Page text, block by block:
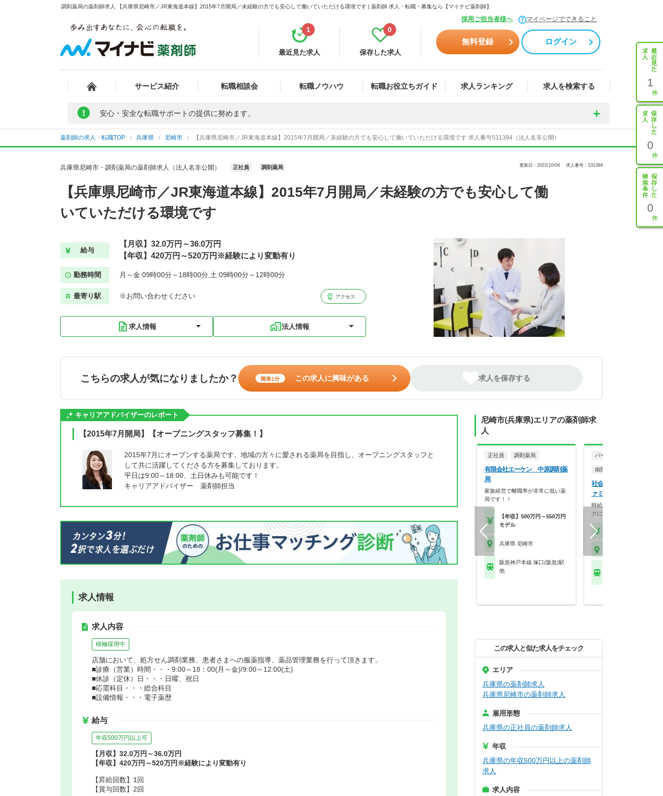
調剤薬局の薬剤師求人 【兵庫県尼崎市／JR東海道本線】2015年7月開局／未経験の方でも安心して働いていただける環境です | 薬剤師 求人・転職・募集なら【マイナビ薬剤師】
採用ご担当者様へ マイページでできること
最近見た求人
1
保存した求人
0
無料登録 ログイン
サービス紹介 転職相談会 転職ノウハウ 転職お役立ちガイド 求人ランキング 求人を検索する 1
0
0
! 安心・安全な転職サポートの提供に努めます。
薬剤師の求人・転職TOP 兵庫県 尼崎市 【兵庫県尼崎市／JR東海道本線】2015年7月開局／未経験の方でも安心して働いていただける環境です 求人番号531394（法人名非公開）
兵庫県尼崎市・調剤薬局の薬剤師求人（法人名非公開） 正社員 調剤薬局 更新日：2022/10/04 求人番号：531394
【兵庫県尼崎市／JR東海道本線】2015年7月開局／未経験の方でも安心して働
いていただける環境です
給与
【月収】32.0万円～36.0万円
【年収】420万円～520万円※経験により変動有り
勤務時間 月～金:09時00分～18時00分,土:09時00分～12時00分
最寄り駅 ※お問い合わせください アクセス
求人情報 法人情報
こちらの求人が気になりましたか？ 簡単1分 この求人に興味がある 求人を保存する
キャリアアドバイザーのレポート
【2015年7月開局】【オープニングスタッフ募集！】
2015年7月にオープンする薬局です。地域の方々に愛される薬局を目指し、オープニングスタッフと
して共に活躍してくださる方を募集しております。
平日は9:00～18:00、土日休みも可能です！
キャリアアドバイザー 薬剤師担当
求人情報
求人内容
積極採用中
店舗において、処方せん調剤業務、患者さまへの服薬指導、薬品管理業務を行って頂きます。
■診療（営業）時間・・・9:00～18：00(月～金)/9:00～12:00(土)
■休診（定休）日・・・日曜、祝日
■応需科目・・・総合科目
■設備情報・・・電子薬歴
給与
年収500万円以上可
【月収】32.0万円～36.0万円
【年収】420万円～520万円※経験により変動有り
【昇給回数】1回
【賞与回数】2回
尼崎市(兵庫県)エリアの薬剤師求
人
正社員 調剤薬局
有限会社エーケン 中原調剤薬
局
家族経営で離職率が非常に低い薬
局です！！
【年収】500万円～550万円
モデル
兵庫県 尼崎市
阪急神戸本線 塚口(阪急)駅
他
パート・アルバイト
病院・クリニック
社会医療法人中央会 は
ァミリークリニック
時給2,200円◎ファミリーク
クにて薬剤師パ…
この求人と似た求人をチェック
エリア
兵庫県の薬剤師求人
兵庫県尼崎市の薬剤師求人
雇用形態
兵庫県の正社員の薬剤師求人
年収
兵庫県の年収500万円以上の薬剤師
求人
求人内容